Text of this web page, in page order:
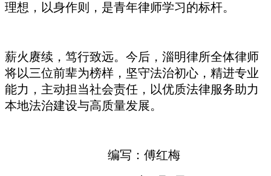
理想，以身作则，是青年律师学习的标杆。
薪火赓续，笃行致远。今后，淄明律所全体律师
将以三位前辈为榜样，坚守法治初心，精进专业
能力，主动担当社会责任，以优质法律服务助力
本地法治建设与高质量发展。
编写：傅红梅